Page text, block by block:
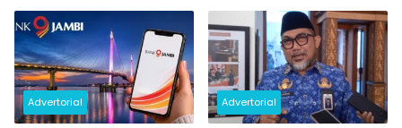
dan Perubahan PIN
Daerah
Advertorial Advertorial